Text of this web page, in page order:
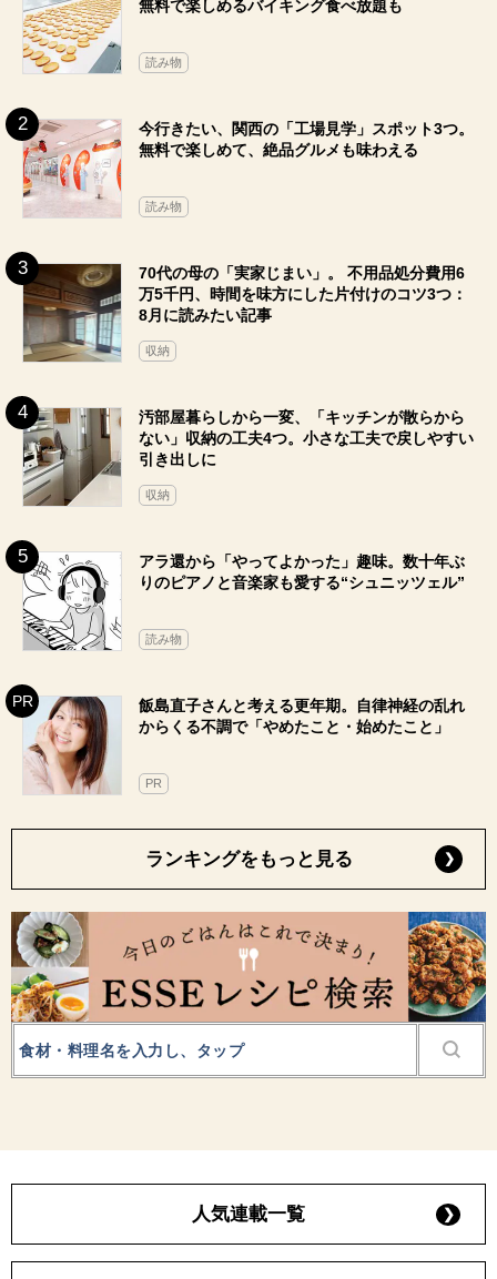
無料で楽しめるバイキング食べ放題も
読み物
今行きたい、関西の「工場見学」スポット3つ。
無料で楽しめて、絶品グルメも味わえる
読み物
70代の母の「実家じまい」。 不用品処分費用6
万5千円、時間を味方にした片付けのコツ3つ：
8月に読みたい記事
収納
汚部屋暮らしから一変、「キッチンが散らから
ない」収納の工夫4つ。小さな工夫で戻しやすい
引き出しに
収納
アラ還から「やってよかった」趣味。数十年ぶ
りのピアノと音楽家も愛する“シュニッツェル”
読み物
飯島直子さんと考える更年期。自律神経の乱れ
からくる不調で「やめたこと・始めたこと」
PR
ランキングをもっと見る
人気連載一覧